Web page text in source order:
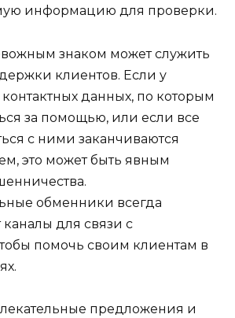
информацию для проверки.
знаком может служить
клиентов. Если у
данных, по которым
за помощью, или если все
с ними заканчиваются
это может быть явным
обменники всегда
для связи с
помочь своим клиентам в
предложения и